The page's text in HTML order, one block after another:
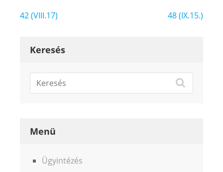
Bejegyzés
42 (VIII.17) 48 (IX.15.)
Keresés
Menü
Ügyintézés